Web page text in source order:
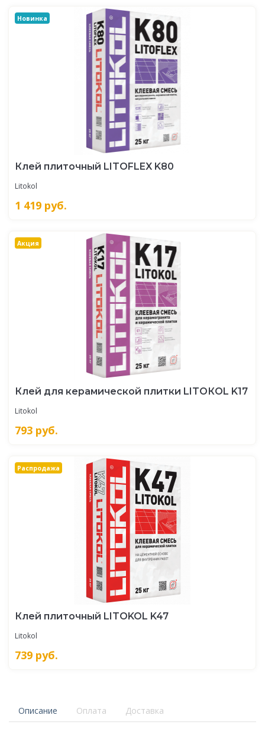
Новинка
Клей плиточный LITOFLEX K80
Litokol
1 419 руб.
Акция
Клей для керамической плитки LITOКOL K17
Litokol
793 руб.
Распродажа
Клей плиточный LITOKOL K47
Litokol
739 руб.
Описание Оплата Доставка